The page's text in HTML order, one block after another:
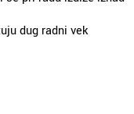
dug radni vek